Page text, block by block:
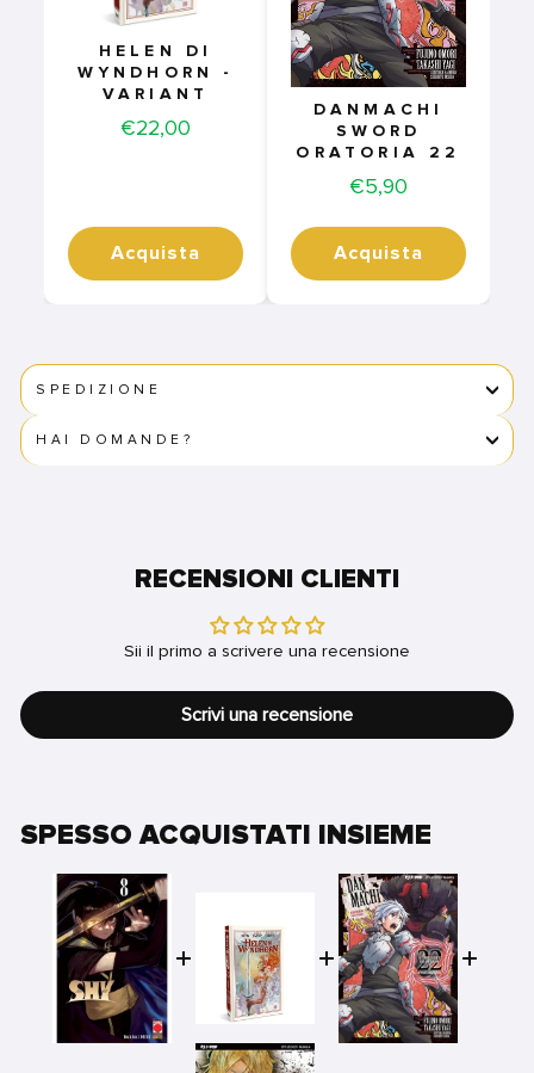
HELEN DI
WYNDHORN -
VARIANT
Price
€22,00
Acquista
DANMACHI
SWORD
ORATORIA 22
Price
€5,90
Acquista
SPEDIZIONE
HAI DOMANDE?
RECENSIONI CLIENTI
Sii il primo a scrivere una recensione
Scrivi una recensione
SPESSO ACQUISTATI INSIEME